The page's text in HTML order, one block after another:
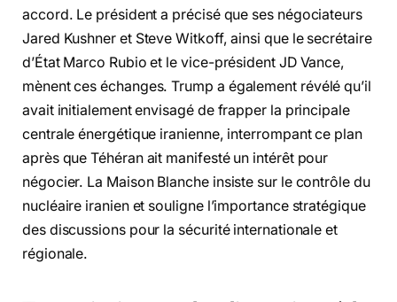
accord. Le président a précisé que ses négociateurs
Jared Kushner et Steve Witkoff, ainsi que le secrétaire
d’État Marco Rubio et le vice-président JD Vance,
mènent ces échanges. Trump a également révélé qu’il
avait initialement envisagé de frapper la principale
centrale énergétique iranienne, interrompant ce plan
après que Téhéran ait manifesté un intérêt pour
négocier. La Maison Blanche insiste sur le contrôle du
nucléaire iranien et souligne l’importance stratégique
des discussions pour la sécurité internationale et
régionale.